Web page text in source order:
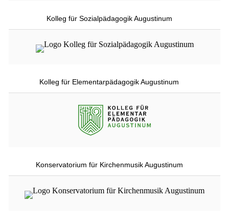
Kolleg für Sozialpädagogik Augustinum
Kolleg für Elementarpädagogik Augustinum
Konservatorium für Kirchenmusik Augustinum